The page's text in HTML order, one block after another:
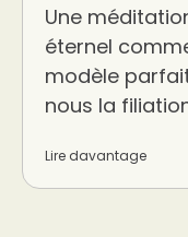
Une
éternel
modèle
nous la
Lire davantage